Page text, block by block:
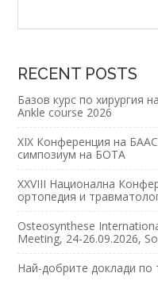
RECENT POSTS
Базов курс по хирургия
Ankle course 2026
XIX Конференция на
симпозиум на БОТА
XXVIII Национална
ортопедия и
Osteosynthese
Meeting, 24-26.09.2026,
Най-добрите доклади по